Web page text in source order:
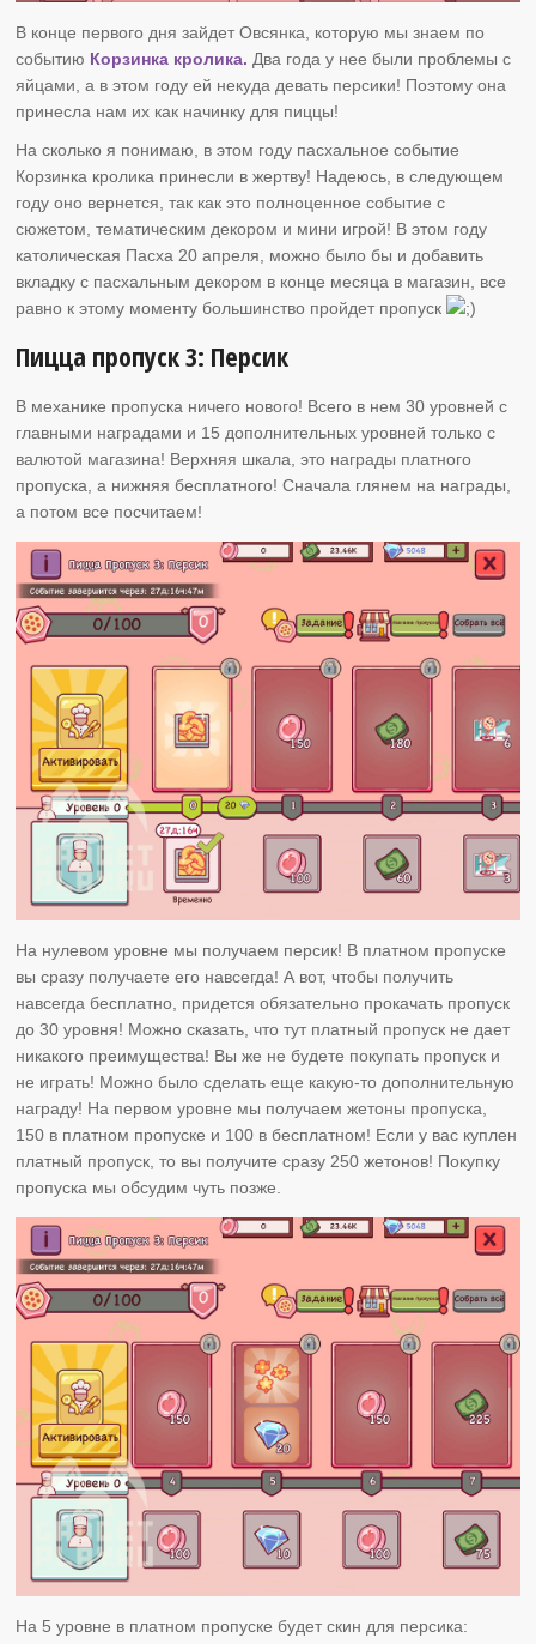
В конце первого дня зайдет Овсянка, которую мы знаем по
событию Корзинка кролика. Два года у нее были проблемы с
яйцами, а в этом году ей некуда девать персики! Поэтому она
принесла нам их как начинку для пиццы!
На сколько я понимаю, в этом году пасхальное событие
Корзинка кролика принесли в жертву! Надеюсь, в следующем
году оно вернется, так как это полноценное событие с
сюжетом, тематическим декором и мини игрой! В этом году
католическая Пасха 20 апреля, можно было бы и добавить
вкладку с пасхальным декором в конце месяца в магазин, все
равно к этому моменту большинство пройдет пропуск
Пицца пропуск 3: Персик
В механике пропуска ничего нового! Всего в нем 30 уровней с
главными наградами и 15 дополнительных уровней только с
валютой магазина! Верхняя шкала, это награды платного
пропуска, а нижняя бесплатного! Сначала глянем на награды,
а потом все посчитаем!
На нулевом уровне мы получаем персик! В платном пропуске
вы сразу получаете его навсегда! А вот, чтобы получить
навсегда бесплатно, придется обязательно прокачать пропуск
до 30 уровня! Можно сказать, что тут платный пропуск не дает
никакого преимущества! Вы же не будете покупать пропуск и
не играть! Можно было сделать еще какую-то дополнительную
награду! На первом уровне мы получаем жетоны пропуска,
150 в платном пропуске и 100 в бесплатном! Если у вас куплен
платный пропуск, то вы получите сразу 250 жетонов! Покупку
пропуска мы обсудим чуть позже.
На 5 уровне в платном пропуске будет скин для персика: